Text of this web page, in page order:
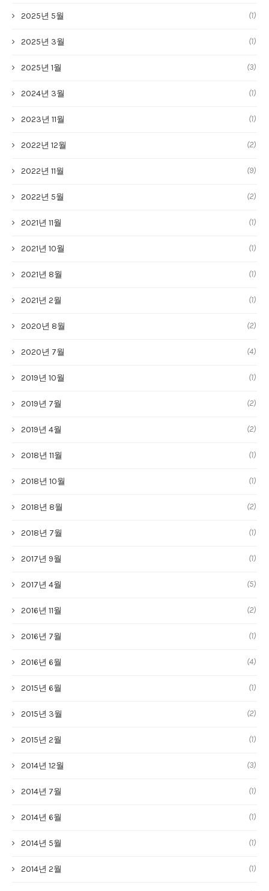
2025년 5월 (1)
2025년 3월 (1)
2025년 1월 (3)
2024년 3월 (1)
2023년 11월 (1)
2022년 12월 (2)
2022년 11월 (9)
2022년 5월 (2)
2021년 11월 (1)
2021년 10월 (1)
2021년 8월 (1)
2021년 2월 (1)
2020년 8월 (2)
2020년 7월 (4)
2019년 10월 (1)
2019년 7월 (2)
2019년 4월 (2)
2018년 11월 (1)
2018년 10월 (1)
2018년 8월 (2)
2018년 7월 (1)
2017년 9월 (1)
2017년 4월 (5)
2016년 11월 (2)
2016년 7월 (1)
2016년 6월 (4)
2015년 6월 (1)
2015년 3월 (2)
2015년 2월 (1)
2014년 12월 (3)
2014년 7월 (1)
2014년 6월 (1)
2014년 5월 (1)
2014년 2월 (1)